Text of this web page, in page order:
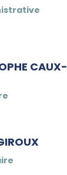
CAUX-